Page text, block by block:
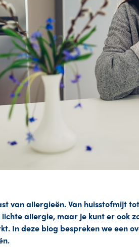
van allergieën. Van huisstofmijt
allergie, maar je kunt er ook
In deze blog bespreken we een